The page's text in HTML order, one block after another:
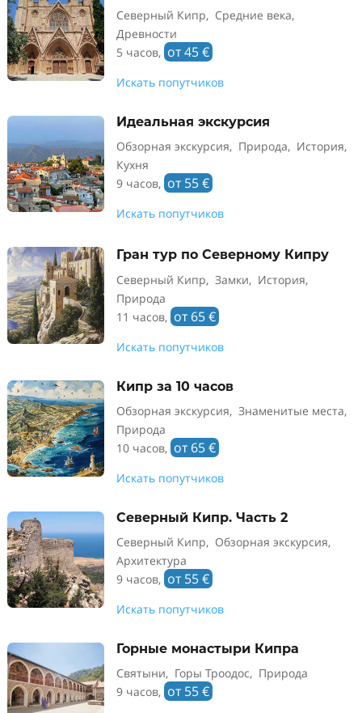
Северный Кипр, Средние века,
Древности
5 часов, от 45 €
Искать попутчиков
Идеальная экскурсия
Обзорная экскурсия, Природа, История,
Кухня
9 часов, от 55 €
Искать попутчиков
Гран тур по Северному Кипру
Северный Кипр, Замки, История,
Природа
11 часов, от 65 €
Искать попутчиков
Кипр за 10 часов
Обзорная экскурсия, Знаменитые места,
Природа
10 часов, от 65 €
Искать попутчиков
Северный Кипр. Часть 2
Северный Кипр, Обзорная экскурсия,
Архитектура
9 часов, от 55 €
Искать попутчиков
Горные монастыри Кипра
Святыни, Горы Троодос, Природа
9 часов, от 55 €